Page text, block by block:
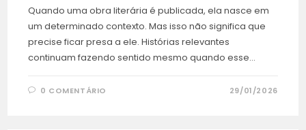
Quando uma obra literária é publicada, ela nasce em
um determinado contexto. Mas isso não significa que
precise ficar presa a ele. Histórias relevantes
continuam fazendo sentido mesmo quando esse…
0 COMENTÁRIO 29/01/2026